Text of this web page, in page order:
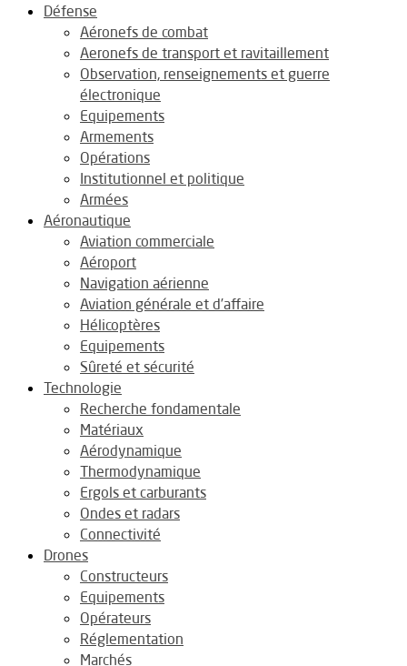
Défense
Aéronefs de combat
Aeronefs de transport et ravitaillement
Observation, renseignements et guerre
électronique
Equipements
Armements
Opérations
Institutionnel et politique
Armées
Aéronautique
Aviation commerciale
Aéroport
Navigation aérienne
Aviation générale et d’affaire
Hélicoptères
Equipements
Sûreté et sécurité
Technologie
Recherche fondamentale
Matériaux
Aérodynamique
Thermodynamique
Ergols et carburants
Ondes et radars
Connectivité
Drones
Constructeurs
Equipements
Opérateurs
Réglementation
Marchés